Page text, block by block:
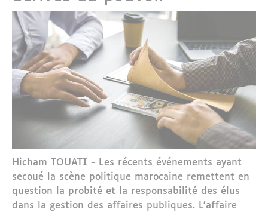
Hicham TOUATI - Les récents événements ayant
secoué la scène politique marocaine remettent en
question la probité et la responsabilité des élus
dans la gestion des affaires publiques. L’affaire